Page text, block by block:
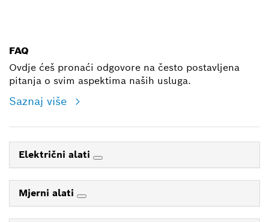
FAQ
Ovdje ćeš pronaći odgovore na često postavljena
pitanja o svim aspektima naših usluga.
Saznaj više
Električni alati
Mjerni alati